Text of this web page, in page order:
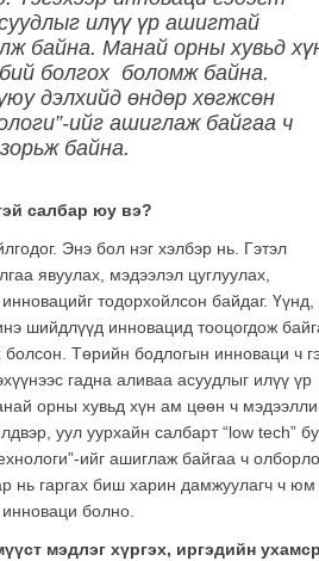
илүү үр ашигтай
байна. Манай орны хувьд
болгох боломж байна.
дэлхийд өндөр хөгжсөн
ийг ашиглаж байгаа ч
байна.
салбар юу вэ?
Энэ бол нэг хэлбэр нь. Гэтэл
явуулах, мэдээлэл цуглуулах,
тодорхойлсон байдаг. Үүнд,
шийдлүүд инновацид тооцогдож
Төрийн бодлогын инноваци ч
гадна аливаа асуудлыг илүү үр
орны хувьд хүн ам цөөн ч
уул уурхайн салбарт “low tech”
ийг ашиглаж байгаа ч
нь гаргах биш харин дамжуулагч ч юм
инноваци болно.
мэдлэг хүргэх, иргэдийн